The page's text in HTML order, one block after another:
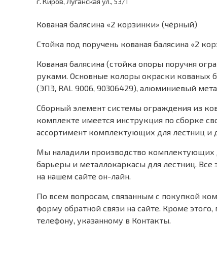
Кованая балясина «2 корзинки» (чёрный)
Стойка под поручень кованая балясина «2
Кованая балясина (стойка опоры поручня
руками. Основные колоры окраски кованых
(ЭПЭ, RAL 9006, 90306429), алюминиевый
Сборный элемент системы ограждения из
комплекте имеется инструкция по сборке
ассортимент комплектующих для лестниц и
Мы наладили производство комплектующих
барьеры и металлокаркасы для лестниц. Все
на нашем сайте он-лайн.
По всем вопросам, связанным с покупкой
форму обратной связи на сайте. Кроме
телефону, указанному в Контакты.